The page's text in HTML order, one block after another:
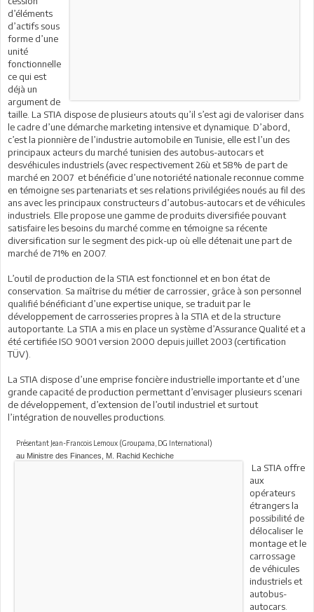
d’éléments
d’actifs sous
forme d’une
unité
fonctionnelle
ce qui est
déjà un
argument de
taille. La STIA dispose de plusieurs atouts qu’il s’est agi de valoriser dans
le cadre d’une démarche marketing intensive et dynamique. D’abord,
c’est la pionnière de l’industrie automobile en Tunisie, elle est l’un des
principaux acteurs du marché tunisien des autobus-autocars et
desvéhicules industriels (avec respectivement 26ù et 58% de part de
marché en 2007 et bénéficie d’une notoriété nationale reconnue comme
en témoigne ses partenariats et ses relations privilégiées noués au fil des
ans avec les principaux constructeurs d’autobus-autocars et de véhicules
industriels. Elle propose une gamme de produits diversifiée pouvant
satisfaire les besoins du marché comme en témoigne sa récente
diversification sur le segment des pick-up où elle détenait une part de
marché de 71% en 2007.
L’outil de production de la STIA est fonctionnel et en bon état de
conservation. Sa maîtrise du métier de carrossier, grâce à son personnel
qualifié bénéficiant d’une expertise unique, se traduit par le
développement de carrosseries propres à la STIA et de la structure
autoportante. La STIA a mis en place un système d’Assurance Qualité et a
été certifiée ISO 9001 version 2000 depuis juillet 2003 (certification
La STIA dispose d’une emprise foncière industrielle importante et d’une
grande capacité de production permettant d’envisager plusieurs scenari
de développement, d’extension de l’outil industriel et surtout
l’intégration de nouvelles productions.
Présentant Jean-Francois Lemoux (Groupama, DG International)
au Ministre des Finances, M. Rachid Kechiche
La STIA offre
aux
opérateurs
étrangers la
possibilité de
délocaliser le
montage et le
carrossage
de véhicules
industriels et
autobus-
autocars.